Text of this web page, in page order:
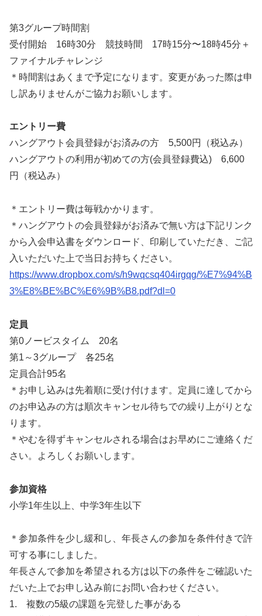
第3グループ時間割
受付開始 16時30分 競技時間 17時15分〜18時45分＋
ファイナルチャレンジ
＊時間割はあくまで予定になります。変更があった際は申
し訳ありませんがご協力お願いします。
エントリー費
ハングアウト会員登録がお済みの方 5,500円（税込み）
ハングアウトの利用が初めての方(会員登録費込) 6,600
円（税込み）
＊エントリー費は毎戦かかります。
＊ハングアウトの会員登録がお済みで無い方は下記リンク
から入会申込書をダウンロード、印刷していただき、ご記
入いただいた上で当日お持ちください。
https://www.dropbox.com/s/h9wqcsq404irgqg/%E7%94%B
3%E8%BE%BC%E6%9B%B8.pdf?dl=0
定員
第0ノービスタイム 20名
第1～3グループ 各25名
定員合計95名
＊お申し込みは先着順に受け付けます。定員に達してから
のお申込みの方は順次キャンセル待ちでの繰り上がりとな
ります。
＊やむを得ずキャンセルされる場合はお早めにご連絡くだ
さい。よろしくお願いします。
参加資格
小学1年生以上、中学3年生以下
＊参加条件を少し緩和し、年長さんの参加を条件付きで許
可する事にしました。
年長さんで参加を希望される方は以下の条件をご確認いた
だいた上でお申し込み前にお問い合わせください。
1. 複数の5級の課題を完登した事がある